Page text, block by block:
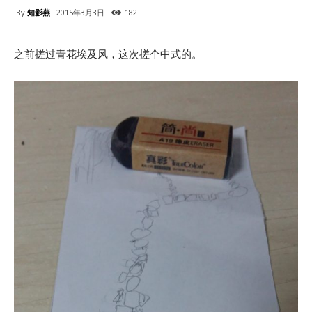
By 知影燕 2015年3月3日 182
之前搓过青花埃及风，这次搓个中式的。